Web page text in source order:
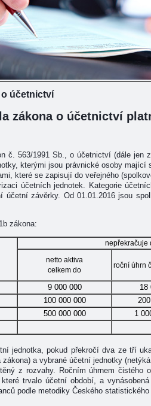
o účetnictví
zákona o účetnictví
č. 563/1991 Sb., o účetnictví (dále
kterými jsou právnické osoby
které se zapisují do veřejného
účetních jednotek. Kategorie
závěrky. Od 01.01.2016 jsou
zákona:
nepřekračuje
netto aktiva
celkem do
roční úhrn
9 000 000 18
100 000 000
500 000 000 1
jednotka, pokud překročí dva ze tří
a vybrané účetní jednotky (netýká
z rozvahy. Ročním úhrnem čistého
trvalo účetní období, a
podle metodiky Českého statistického